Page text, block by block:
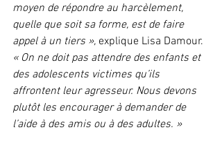
moyen de répondre au harcèlement,
quelle que soit sa forme, est de faire
appel à un tiers », explique Lisa Damour.
« On ne doit pas attendre des enfants et
des adolescents victimes qu’ils
affrontent leur agresseur. Nous devons
plutôt les encourager à demander de
l’aide à des amis ou à des adultes. »